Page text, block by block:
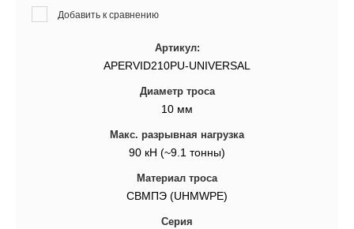
Добавить к сравнению
Артикул:
APERVID210PU-UNIVERSAL
Диаметр троса
10 мм
Макс. разрывная нагрузка
90 кН (~9.1 тонны)
Материал троса
СВМПЭ (UHMWPE)
Серия